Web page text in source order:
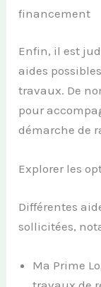
financement
Enfin, il est
aides
travaux. De
pour
démarche de
Explorer les
Différentes
sollicitées,
Ma Prime